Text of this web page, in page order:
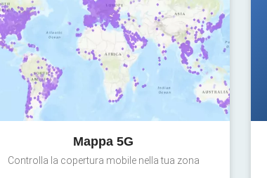
Mappa 5G
Controlla la copertura mobile nella tua zona